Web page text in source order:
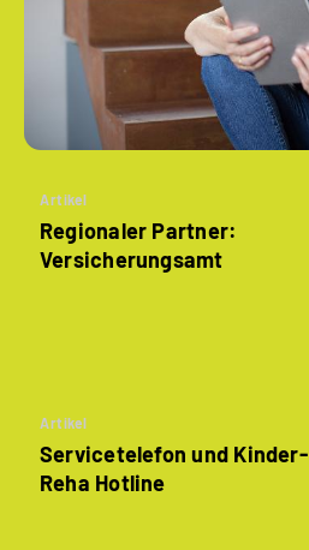
Artikel
Regionaler Partner:
Versicherungsamt
Artikel
Servicetelefon und Kinder-
Reha Hotline